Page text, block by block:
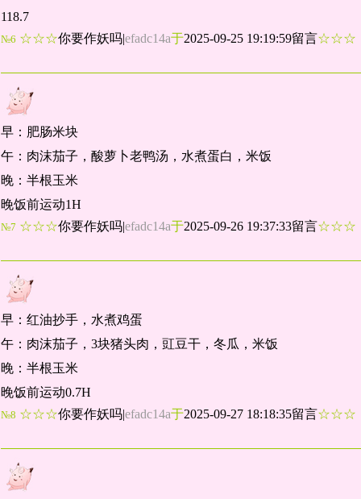
118.7
№6 ☆☆☆你要作妖吗|efadc14a于2025-09-25 19:19:59留言
早：肥肠米块
午：肉沫茄子，酸萝卜老鸭汤，水煮蛋白，米饭
晚：半根玉米
晚饭前运动1H
№7 ☆☆☆你要作妖吗|efadc14a于2025-09-26 19:37:33留言
早：红油抄手，水煮鸡蛋
午：肉沫茄子，3块猪头肉，豇豆干，冬瓜，米饭
晚：半根玉米
晚饭前运动0.7H
№8 ☆☆☆你要作妖吗|efadc14a于2025-09-27 18:18:35留言